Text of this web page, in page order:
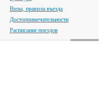
Визы, правила въезда
Достопримечательности
Расписание поездов